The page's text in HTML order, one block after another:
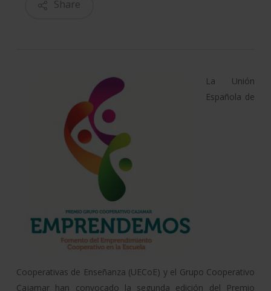
Share
La Unión
Española de
Cooperativas de Enseñanza (UECoE) y el Grupo Cooperativo
Cajamar han convocado la segunda edición del Premio